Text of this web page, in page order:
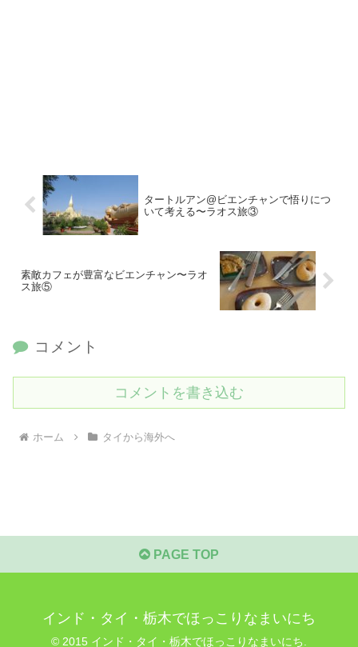
タートルアン@ビエンチャンで悟りにつ
いて考える〜ラオス旅③
素敵カフェが豊富なビエンチャン〜ラオ
ス旅⑤
コメント
コメントを書き込む
ホーム タイから海外へ
PAGE TOP
インド・タイ・栃木でほっこりなまいにち
© 2015 インド・タイ・栃木でほっこりなまいにち.